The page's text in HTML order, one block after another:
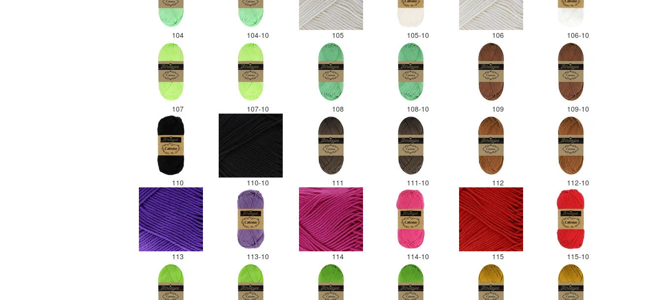
104 104-10 105 105-10 106 106-10
107 107-10 108 108-10 109 109-10
110 110-10 111 111-10 112 112-10
113 113-10 114 114-10 115 115-10